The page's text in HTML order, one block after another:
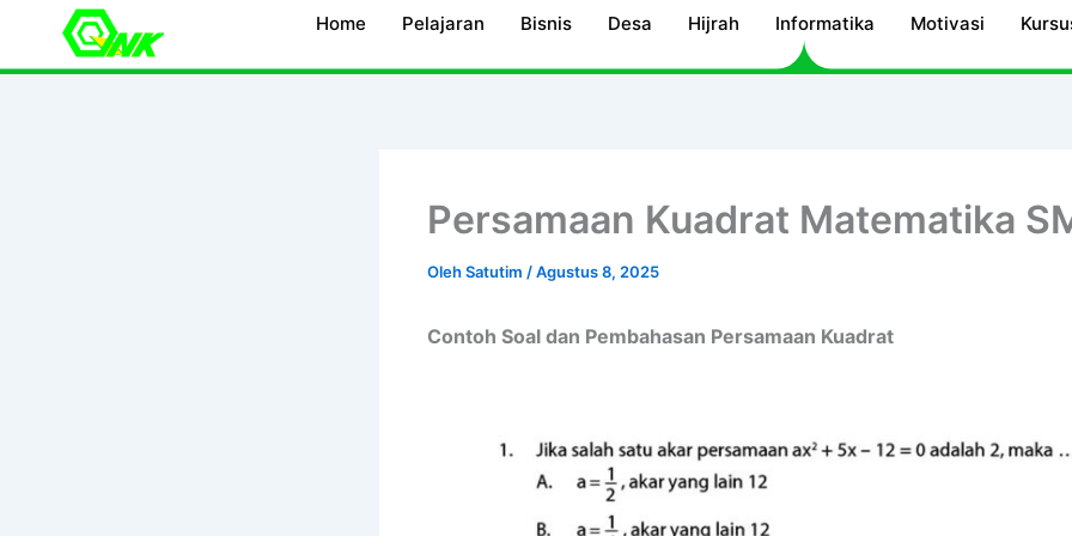
konten
Home Pelajaran Bisnis Desa Hijrah Informatika Motivasi
Persamaan Kuadrat Matematika
OlehSatutim /Agustus 8, 2025
Contoh Soal dan Pembahasan Persamaan Kuadrat